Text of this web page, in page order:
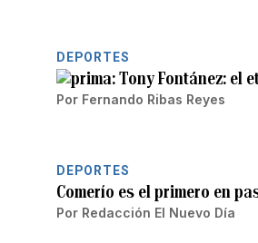
DEPORTES
Tony Fontánez: el
Por Fernando Ribas Reyes
DEPORTES
Comerío es el primero en
Por Redacción El Nuevo Día